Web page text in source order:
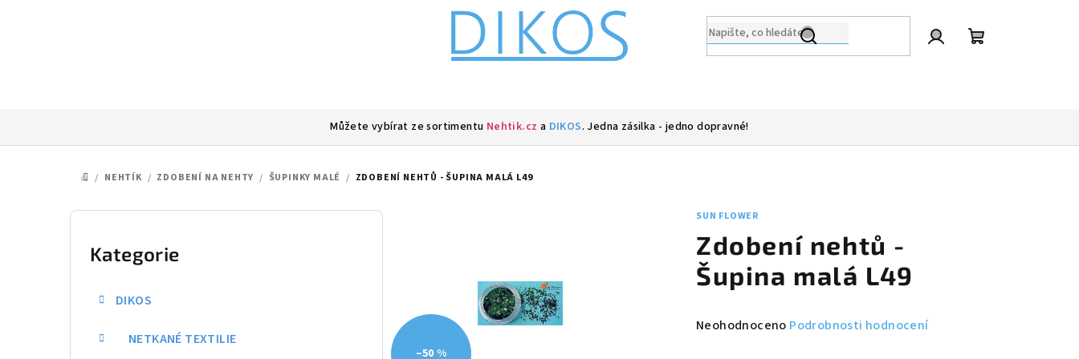
Můžete vybírat ze sortimentu Nehtik.cz a DIKOS. Jedna zásilka - jedno dopravné!
DOMŮ
/ NEHTÍK / ZDOBENÍ NA NEHTY / ŠUPINKY MALÉ / ZDOBENÍ NEHTŮ - ŠUPINA MALÁ L49
P
Přeskočit
kategorie
Kategorie
DIKOS
NETKANÉ TEXTILIE
SUN FLOWER
Zdobení nehtů -
Šupina malá L49
Průměrné
Neohodnoceno Podrobnosti hodnocení
–50 %